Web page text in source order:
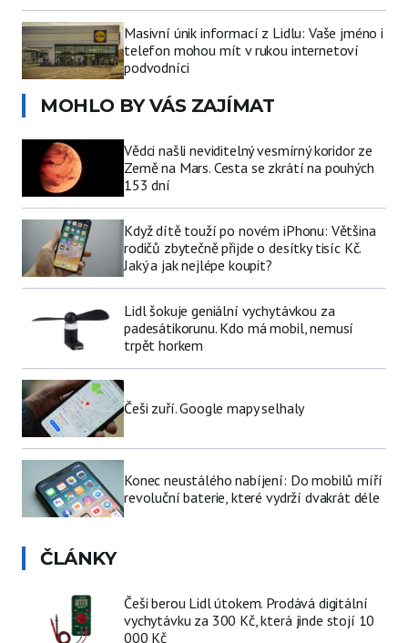
Masivní únik informací z Lidlu: Vaše jméno i
telefon mohou mít v rukou internetoví
podvodníci
MOHLO BY VÁS ZAJÍMAT
Vědci našli neviditelný vesmírný koridor ze
Země na Mars. Cesta se zkrátí na pouhých
153 dní
Když dítě touží po novém iPhonu: Většina
rodičů zbytečně přijde o desítky tisíc Kč.
Jaký a jak nejlépe koupit?
Lidl šokuje geniální vychytávkou za
padesátikorunu. Kdo má mobil, nemusí
trpět horkem
Češi zuří. Google mapy selhaly
Konec neustálého nabíjení: Do mobilů míří
revoluční baterie, které vydrží dvakrát déle
ČLÁNKY
Češi berou Lidl útokem. Prodává digitální
vychytávku za 300 Kč, která jinde stojí 10
000 Kč